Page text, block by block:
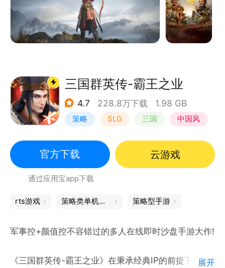
在625万平方公里的3D战争大世界，所有策略较量都
是即时发生。随着领地不断发展壮大，你将集结同盟征
战名城，是操控巨大攻城器械爆破城门，还是指挥盟友
来不止一条！
——“恭迎领主大人，重返帝国！”
三国群英传-霸王之业
4.7 228.8万下载 1.98 GB
策略 SLG 三国 中国风
官方下载 云游戏
通过应用宝app下载
rts游戏 策略类单机手游 策略型手游
军事控+颜值控不容错过的多人在线即时沙盘手游大作!
《三国群英传-霸王之业》在秉承经典IP的前提下，承
展开